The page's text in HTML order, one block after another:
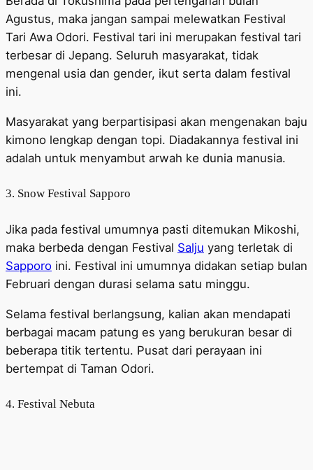
Agustus, maka jangan sampai melewatkan Festival
Tari Awa Odori. Festival tari ini merupakan festival tari
terbesar di Jepang. Seluruh masyarakat, tidak
mengenal usia dan gender, ikut serta dalam festival
ini.
Masyarakat yang berpartisipasi akan mengenakan baju
kimono lengkap dengan topi. Diadakannya festival ini
adalah untuk menyambut arwah ke dunia manusia.
3. Snow Festival Sapporo
Jika pada festival umumnya pasti ditemukan Mikoshi,
maka berbeda dengan Festival Salju yang terletak di
Sapporo ini. Festival ini umumnya didakan setiap bulan
Februari dengan durasi selama satu minggu.
Selama festival berlangsung, kalian akan mendapati
berbagai macam patung es yang berukuran besar di
beberapa titik tertentu. Pusat dari perayaan ini
bertempat di Taman Odori.
4. Festival Nebuta